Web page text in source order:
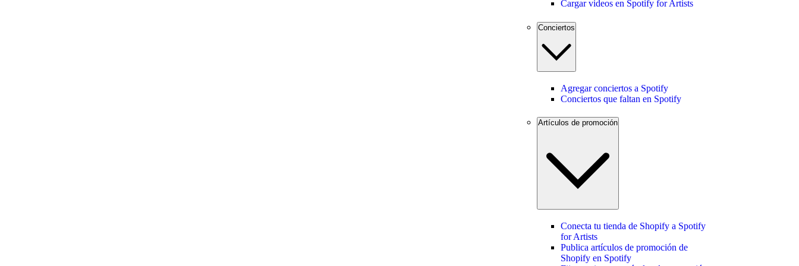
Cargar videos en Spotify for Artists
Conciertos
Agregar conciertos a Spotify
Conciertos que faltan en Spotify
Artículos de promoción
Conecta tu tienda de Shopify a Spotify
for Artists
Publica artículos de promoción de
Shopify en Spotify